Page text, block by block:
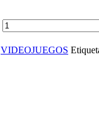
VIDEOJUEGOS